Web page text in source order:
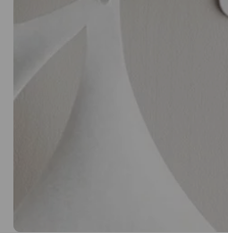
geraden und geschwungenen Linien